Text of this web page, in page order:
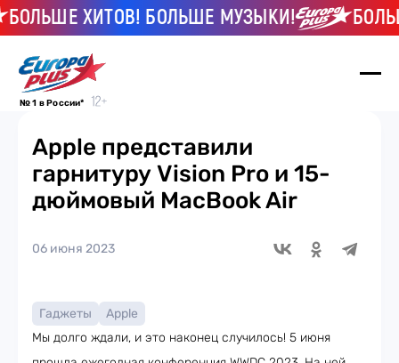
ХИТОВ! БОЛЬШЕ МУЗЫКИ!
№ 1 в России*
Apple представили
гарнитуру Vision Pro и 15-
дюймовый MacBook Air
06 июня 2023
Гаджеты
Apple
Мы долго ждали, и это наконец случилось! 5 июня